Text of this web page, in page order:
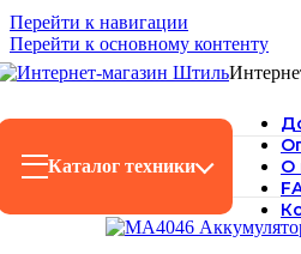
Перейти к навигации
Перейти к основному контенту
Каталог техники
О